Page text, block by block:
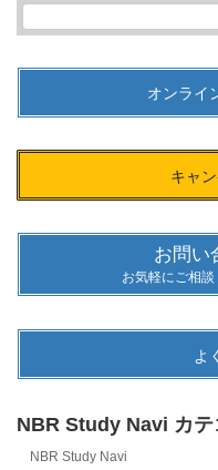
検
索:
オンライ
キャ
お問い
お気軽にご相談
よ
NBR Study Navi カテ
NBR Study Navi